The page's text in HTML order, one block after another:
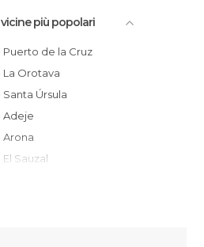
più popolari
Puerto de la Cruz
La Orotava
Santa Úrsula
Adeje
Arona
El Sauzal
de las Américas